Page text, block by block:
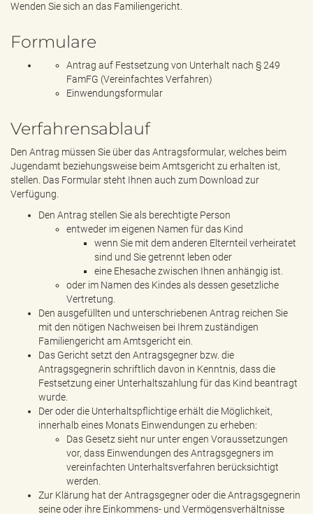
Wenden Sie sich an das Familiengericht.
Formulare
Antrag auf Festsetzung von Unterhalt nach § 249
FamFG (Vereinfachtes Verfahren)
Einwendungsformular
Verfahrensablauf
Den Antrag müssen Sie über das Antragsformular, welches beim
Jugendamt beziehungsweise beim Amtsgericht zu erhalten ist,
stellen. Das Formular steht Ihnen auch zum Download zur
Verfügung.
Den Antrag stellen Sie als berechtigte Person
entweder im eigenen Namen für das Kind
wenn Sie mit dem anderen Elternteil verheiratet
sind und Sie getrennt leben oder
eine Ehesache zwischen Ihnen anhängig ist.
oder im Namen des Kindes als dessen gesetzliche
Vertretung.
Den ausgefüllten und unterschriebenen Antrag reichen Sie
mit den nötigen Nachweisen bei Ihrem zuständigen
Familiengericht am Amtsgericht ein.
Das Gericht setzt den Antragsgegner bzw. die
Antragsgegnerin schriftlich davon in Kenntnis, dass die
Festsetzung einer Unterhaltszahlung für das Kind beantragt
wurde.
Der oder die Unterhaltspflichtige erhält die Möglichkeit,
innerhalb eines Monats Einwendungen zu erheben:
Das Gesetz sieht nur unter engen Voraussetzungen
vor, dass Einwendungen des Antragsgegners im
vereinfachten Unterhaltsverfahren berücksichtigt
werden.
Zur Klärung hat der Antragsgegner oder die Antragsgegnerin
seine oder ihre Einkommens- und Vermögensverhältnisse